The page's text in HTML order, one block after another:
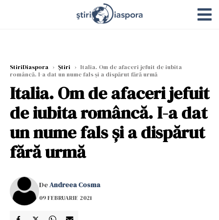
StiriDiaspora › Știri › Italia. Om de afaceri jefuit de iubita
româncă. I-a dat un nume fals şi a dispărut fără urmă
Italia. Om de afaceri jefuit
de iubita româncă. I-a dat
un nume fals şi a dispărut
fără urmă
DeAndreea Cosma
09 FEBRUARIE 2021